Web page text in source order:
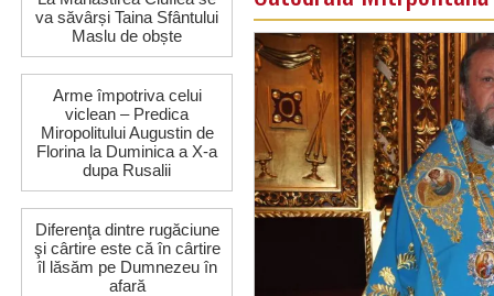
va săvârși Taina Sfântului
Maslu de obște
Arme împotriva celui
viclean – Predica
Miropolitului Augustin de
Florina la Duminica a X-a
dupa Rusalii
Diferenţa dintre rugăciune
şi cârtire este că în cârtire
îl lăsăm pe Dumnezeu în
afară